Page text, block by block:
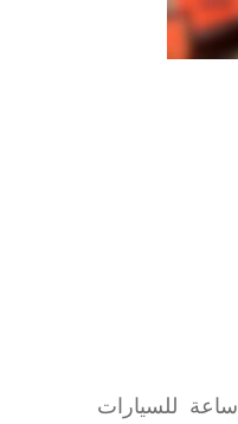
ونش سطحة عجمان خدمة 24ساعة للسيارات